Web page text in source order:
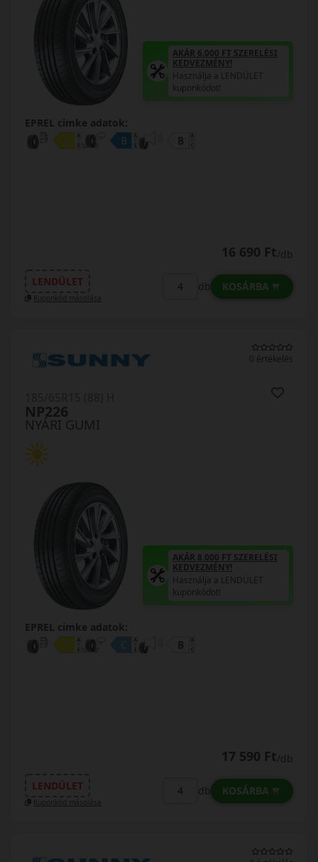
AKÁR 6.000 FT SZERELÉSI
KEDVEZMÉNY!
Használja a LENDÜLET
kuponkódot!
EPREL cimke adatok:
16 690 Ft/db
LENDÜLET
Kuponkód másolása
db KOSÁRBA
0 értékelés
NYÁRI GUMI
NP226
AKÁR 8.000 FT SZERELÉSI
KEDVEZMÉNY!
Használja a LENDÜLET
kuponkódot!
EPREL cimke adatok:
17 590 Ft/db
LENDÜLET
Kuponkód másolása
db KOSÁRBA